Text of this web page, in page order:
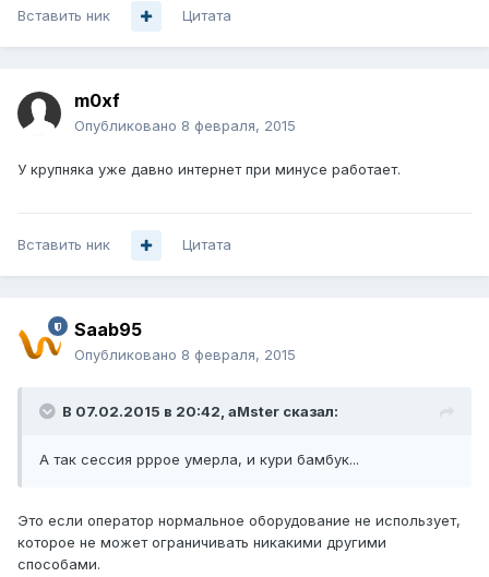
Вставить ник Цитата
m0xf
Опубликовано 8 февраля, 2015
У крупняка уже давно интернет при минусе работает.
Вставить ник Цитата
Saab95
Опубликовано 8 февраля, 2015
В 07.02.2015 в 20:42, aMster сказал:
А так сессия pppoe умерла, и кури бамбук...
Это если оператор нормальное оборудование не использует,
которое не может ограничивать никакими другими
способами.